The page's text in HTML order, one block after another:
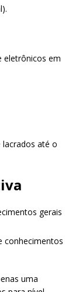
eletrônicos em
lacrados até o
gerais
conhecimentos
uma